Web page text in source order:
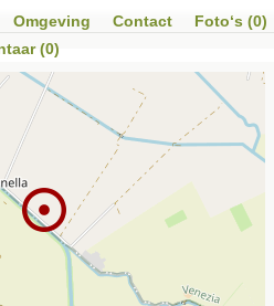
Omgeving Contact
Foto‘s (0)
(0)